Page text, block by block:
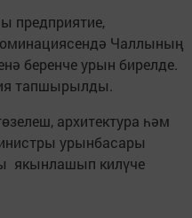
предприятие,
Чаллының
беренче урын бирелде.
тапшырылды.
архитектура һәм
урынбасары
якынлашып килүче